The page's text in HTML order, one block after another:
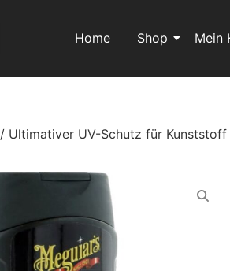
Home Shop Mein
/ Ultimativer UV-Schutz für